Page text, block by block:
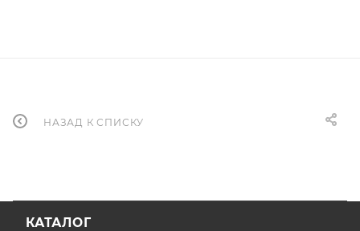
НАЗАД К СПИСКУ
КАТАЛОГ